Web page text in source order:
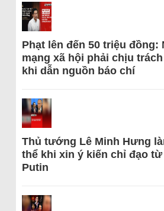
Phạt lên đến 50 triệu đồng:
mạng xã hội phải chịu
khi dẫn nguồn báo chí
Thủ tướng Lê Minh Hưng
thể khi xin ý kiến chỉ đạo
Putin